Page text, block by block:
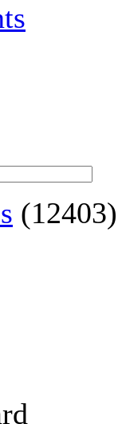
(12403)